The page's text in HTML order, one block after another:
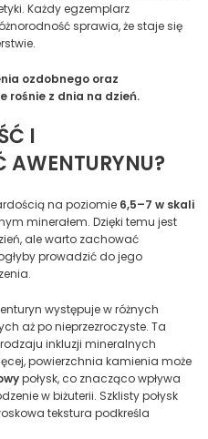
Każdy egzemplarz
sprawia, że staje się
ozdobnego oraz
rośnie z dnia na dzień.
I
AWENTURYNU?
na poziomie 6,5–7 w skali
minerałem. Dzięki temu jest
ale warto zachować
prowadzić do jego
występuje w różnych
aż po nieprzezroczyste. Ta
inkluzji mineralnych
powierzchnia kamienia może
połysk, co znacząco wpływa
w biżuterii. Szklisty połysk
tekstura podkreśla